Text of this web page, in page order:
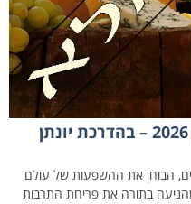
דרך המשי באיטליה – 17 מרץ 2026 – בהדרכת יונתן
הבוחן את ההשפעות של עולם
בתורה את פריחת התרבות